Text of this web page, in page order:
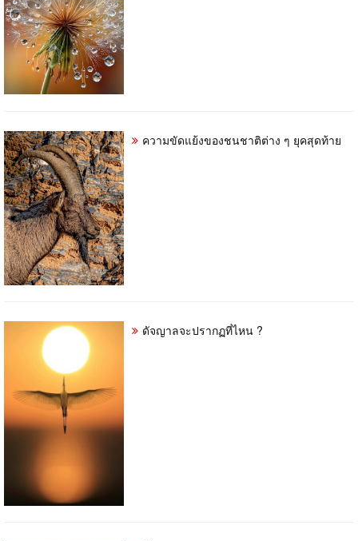
ความขัดแย้งของชนชาติต่าง ๆ ยุคสุดท้าย
ดัจญาลจะปรากฏที่ไหน ?